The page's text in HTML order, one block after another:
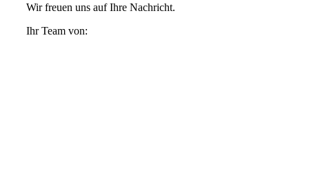
Wir freuen uns auf Ihre Nachricht.
Ihr Team von: